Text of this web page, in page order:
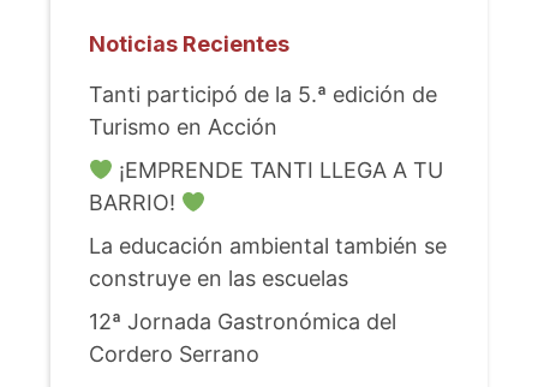
Noticias Recientes
Tanti participó de la 5.ª edición de
Turismo en Acción
¡EMPRENDE TANTI LLEGA A TU
BARRIO!
La educación ambiental también se
construye en las escuelas
12ª Jornada Gastronómica del
Cordero Serrano